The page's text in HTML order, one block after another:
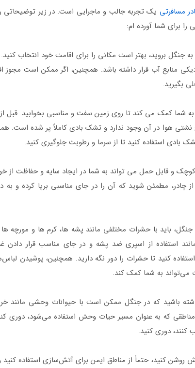
مسافرتی یک تجربه جالب و ماجرایی است. در زیر توضیحاتی
برای شما آورده ام:
جنگل بروید، بهتر است مکانی را برای اقامت خود انتخاب کنید.
منابع آب قرار داشته باشد. همچنین، اگر ممکن است مجوز
بگیرید.
شما کمک می کند تا روی زمین سفت و مناسبی بخوابید. قبل
هوا در آن وجود ندارد و تشک بادی کاملاً پر شده است.
بادی استفاده کنید تا از سرما و رطوبت جلوگیری کنید.
و قابل حمل می تواند به شما در ایجاد سایه و حفاظت از خود
چادر، مطمئن شوید که آن را در جای مناسبی برپا کرده و
باید با حشرات مختلفی مانند پشه ها، کرم ها و مورچه ها
استفاده از اسپری ضد پشه و در جای مناسب قرار دادن
کنید تا حشرات را دور نگه دارید. همچنین، پوشیدن
به شما کمک کند.
باشید که در جنگل ممکن است با حیوانات وحشی مانند
که به عنوان مسیر حیات وحش استفاده می‌شود، دوری
کنند، دوری کنید.
روشن کنید، حتماً از مناطق ایمن برای آتش‌سازی استفاده